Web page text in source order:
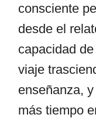
consciente
desde el
capacidad
viaje
enseñanza,
más tiempo